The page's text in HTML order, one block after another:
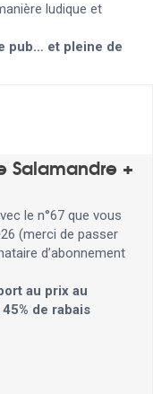
ludique et
pub… et pleine de
Salamandre +
le n°67 que vous
(merci de passer
d’abonnement
au prix au
de rabais